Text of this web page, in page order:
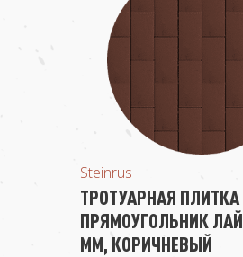
Steinrus
ТРОТУАРНАЯ ПЛИТКА
ПРЯМОУГОЛЬНИК
ММ, КОРИЧНЕВЫЙ